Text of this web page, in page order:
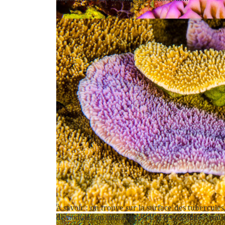
Montipora undata fait partie du groupe des
proéminents sur la surface
À savoir : on trouve sur la surface des
de nodules ou immergées ou si les corallites sont